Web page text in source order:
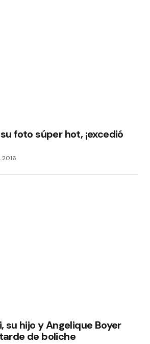
foto súper hot, ¡excedió
2016
su hijo y Angelique Boyer
de boliche